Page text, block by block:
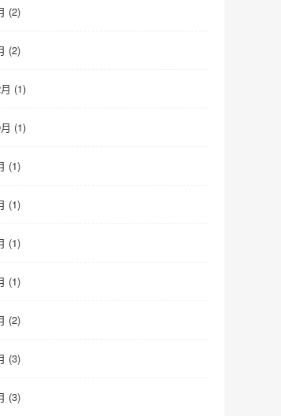
(2)
(2)
(1)
(1)
(1)
(1)
(1)
(1)
(2)
(3)
(3)